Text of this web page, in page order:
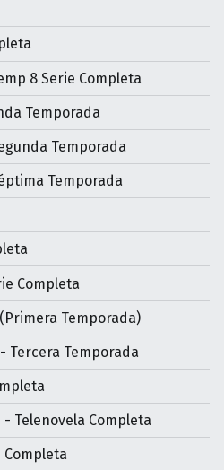
8 Serie Completa
Temporada
Temporada
Temporada
Completa
Temporada)
Tercera Temporada
Telenovela Completa
Completa